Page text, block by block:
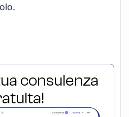
consulenza